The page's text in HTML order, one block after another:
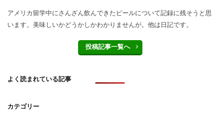
アメリカ留学中にさんざん飲んできたビールについて記録に残そうと思
います。美味しいかどうかしかわかりませんが。他は日記です。
投稿記事一覧へ
よく読まれている記事
カテゴリー